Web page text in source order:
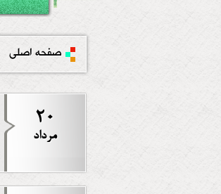
صفحه اصلی
20
مرداد